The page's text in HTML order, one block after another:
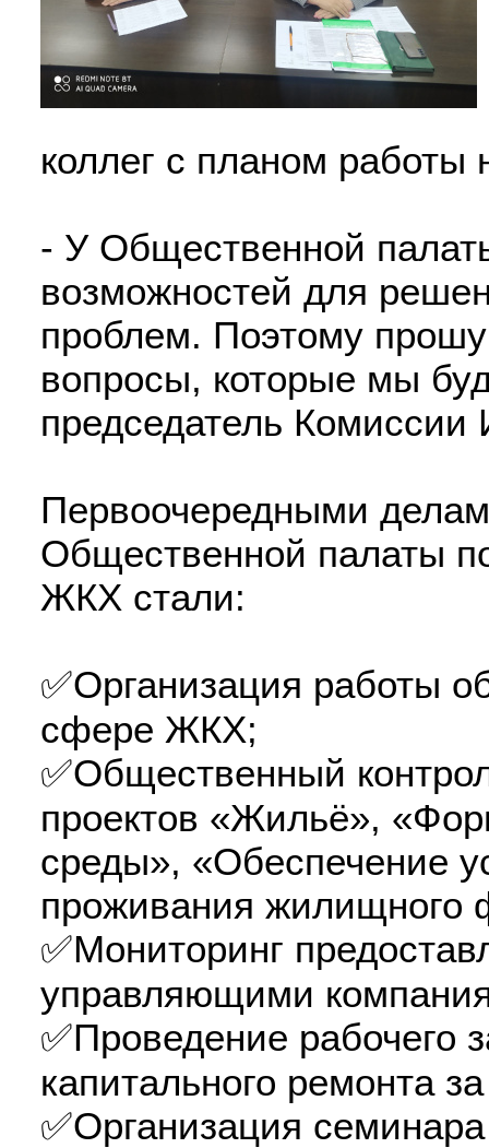
коллег с планом работы
- У Общественной
возможностей для
проблем. Поэтому
вопросы, которые мы
председатель
Первоочередными
Общественной палаты
ЖКХ стали:
✅Организация работы
сфере ЖКХ;
✅Общественный
проектов «Жильё»,
среды», «Обеспечение
проживания жилищного
✅Мониторинг
управляющими
✅Проведение рабочего
капитального ремонта
✅Организация